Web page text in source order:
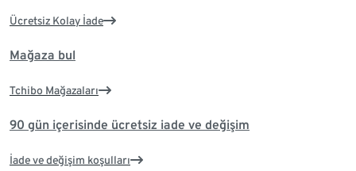
Ücretsiz Kolay İade
Mağaza bul
Tchibo Mağazaları
90 gün içerisinde ücretsiz iade ve değişim
İade ve değişim koşulları